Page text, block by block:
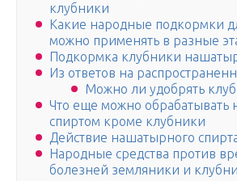
клубники
Какие народные подкормки
можно применять в разные
Подкормка клубники
Из ответов на
Можно ли удобрять
Что еще можно
спиртом кроме клубники
Действие нашатырного
Народные средства против
болезней земляники и